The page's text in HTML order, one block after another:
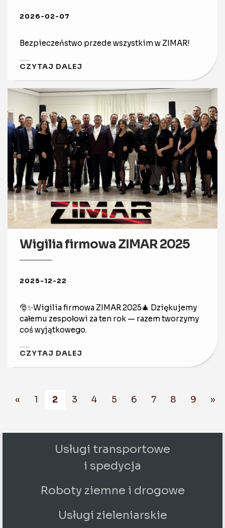
2026-02-07
Bezpieczeństwo przede wszystkim w ZIMAR!
CZYTAJ DALEJ
Wigilia firmowa ZIMAR 2025
2025-12-22
🎅✨Wigilia firmowa ZIMAR 2025🎄 Dziękujemy
całemu zespołowi za ten rok — razem tworzymy
coś wyjątkowego.
CZYTAJ DALEJ
« 1 2 3 4 5 6 7 8 9 »
Usługi transportowe
i spedycja
Roboty ziemne i drogowe
Usługi zieleniarskie